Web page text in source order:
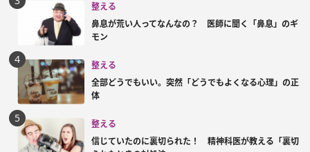
整える
鼻息が荒い人ってなんなの？ 医師に聞く「鼻息」のギ
モン
整える
全部どうでもいい。突然「どうでもよくなる心理」の正
体
整える
信じていたのに裏切られた！ 精神科医が教える「裏切